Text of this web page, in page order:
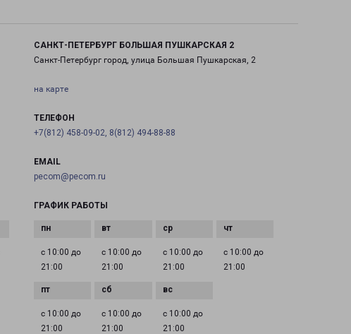
САНКТ-ПЕТЕРБУРГ БОЛЬШАЯ ПУШКАРСКАЯ 2
Санкт-Петербург город, улица Большая Пушкарская, 2
на карте
ТЕЛЕФОН
+7(812) 458-09-02, 8(812) 494-88-88
EMAIL
pecom@pecom.ru
ГРАФИК РАБОТЫ
с 10:00 до
21:00
с 10:00 до
21:00
с 10:00 до
21:00
с 10:00 до
21:00
с 10:00 до
21:00
с 10:00 до
21:00
с 10:00 до
21:00